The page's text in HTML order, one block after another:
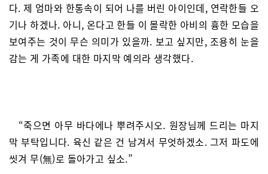
다. 제 엄마와 한통속이 되어 나를 버린 아이인데, 연락한들 오
기나 하겠나. 아니, 온다고 한들 이 몰락한 아비의 흉한 모습을
보여주는 것이 무슨 의미가 있을까. 보고 싶지만, 조용히 눈을
감는 게 가족에 대한 마지막 예의라 생각했다.
“죽으면 아무 바다에나 뿌려주시오. 원장님께 드리는 마지
막 부탁입니다. 육신 같은 건 남겨서 무엇하겠소. 그저 파도에
씻겨 무(無)로 돌아가고 싶소.”